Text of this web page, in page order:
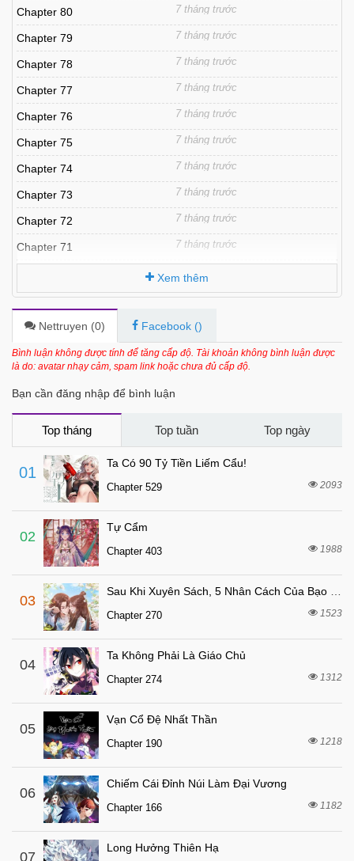
Chapter 80 7 tháng trước
Chapter 79 7 tháng trước
Chapter 78 7 tháng trước
Chapter 77 7 tháng trước
Chapter 76 7 tháng trước
Chapter 75 7 tháng trước
Chapter 74 7 tháng trước
Chapter 73 7 tháng trước
Chapter 72 7 tháng trước
Chapter 71 7 tháng trước
Chapter 69 7 tháng trước
Chapter 68 7 tháng trước
Chapter 67 7 tháng trước
7 tháng trước
Chapter 64 7 tháng trước
Chapter 63
Chapter 62
Chapter 61
Chapter 60
Chapter 59
Chapter 58
Chapter 57
Chapter 56 7 tháng trước
Chapter 55 7 tháng trước
Chapter 54
Chapter 53 7 tháng trước
Chapter 52
Chapter 51 7 tháng trước
Chapter 50
Chapter 49
Chapter 48 7 tháng trước
Xem thêm
Nettruyen (0) Facebook ()
Bình luận không được tính để tăng cấp độ. Tài khoản không bình luận được
là do: avatar nhạy cảm, spam link hoặc chưa đủ cấp độ.
Bạn cần đăng nhập để bình luận
Top tháng Top tuần Top ngày
01
Ta Có 90 Tỷ Tiền Liếm Cẩu!
Chapter 529 2093
02
Tự Cẩm
Chapter 403 1988
03
Chapter 270 1523
04
Ta Không Phải Là Giáo Chủ
Chapter 274 1312
05
Vạn Cổ Đệ Nhất Thần
Chapter 190 1218
06
Chiếm Cái Đỉnh Núi Làm Đại Vương
Chapter 166 1182
07
Long Hưởng Thiên Hạ